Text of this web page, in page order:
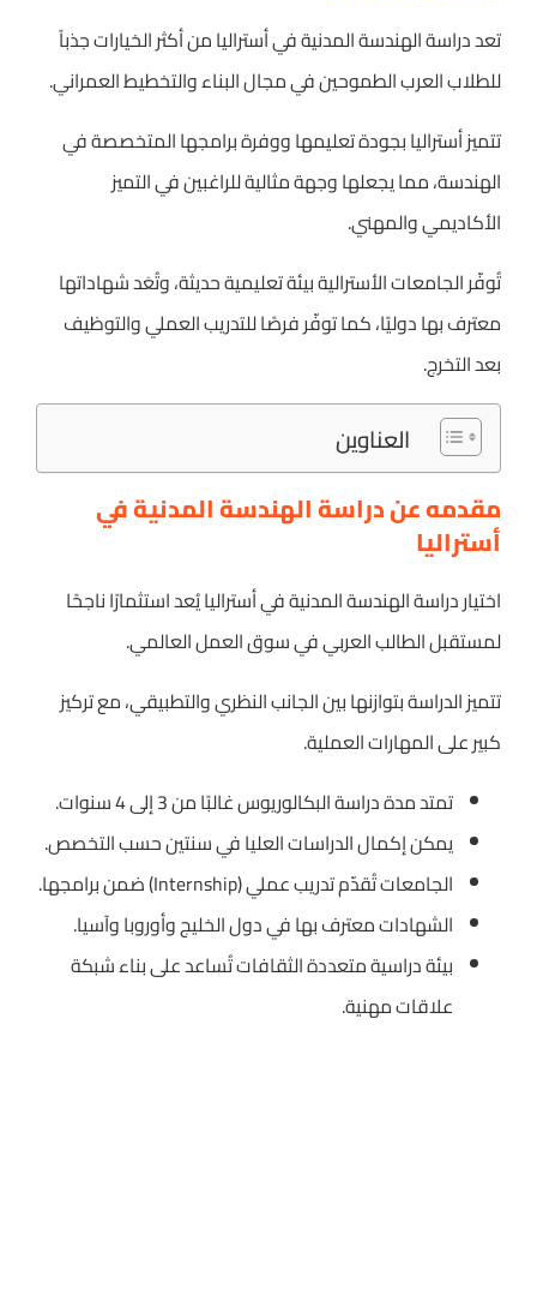
تعد دراسة الهندسة المدنية في أستراليا من أكثر الخيارات جذباً
للطلاب العرب الطموحين في مجال البناء والتخطيط العمراني.
تتميز أستراليا بجودة تعليمها ووفرة برامجها المتخصصة في
الهندسة، مما يجعلها وجهة مثالية للراغبين في التميز
الأكاديمي والمهني.
تُوفّر الجامعات الأسترالية بيئة تعليمية حديثة، وتُعَد شهاداتها
معترف بها دوليًا، كما توفّر فرصًا للتدريب العملي والتوظيف
بعد التخرج.
العناوين
مقدمه عن دراسة الهندسة المدنية في
أستراليا
اختيار دراسة الهندسة المدنية في أستراليا يُعد استثمارًا ناجحًا
لمستقبل الطالب العربي في سوق العمل العالمي.
تتميز الدراسة بتوازنها بين الجانب النظري والتطبيقي، مع تركيز
كبير على المهارات العملية.
تمتد مدة دراسة البكالوريوس غالبًا من 3 إلى 4 سنوات.
يمكن إكمال الدراسات العليا في سنتين حسب التخصص.
الجامعات تُقدّم تدريب عملي (Internship) ضمن برامجها.
الشهادات معترف بها في دول الخليج وأوروبا وآسيا.
بيئة دراسية متعددة الثقافات تُساعد على بناء شبكة
علاقات مهنية.